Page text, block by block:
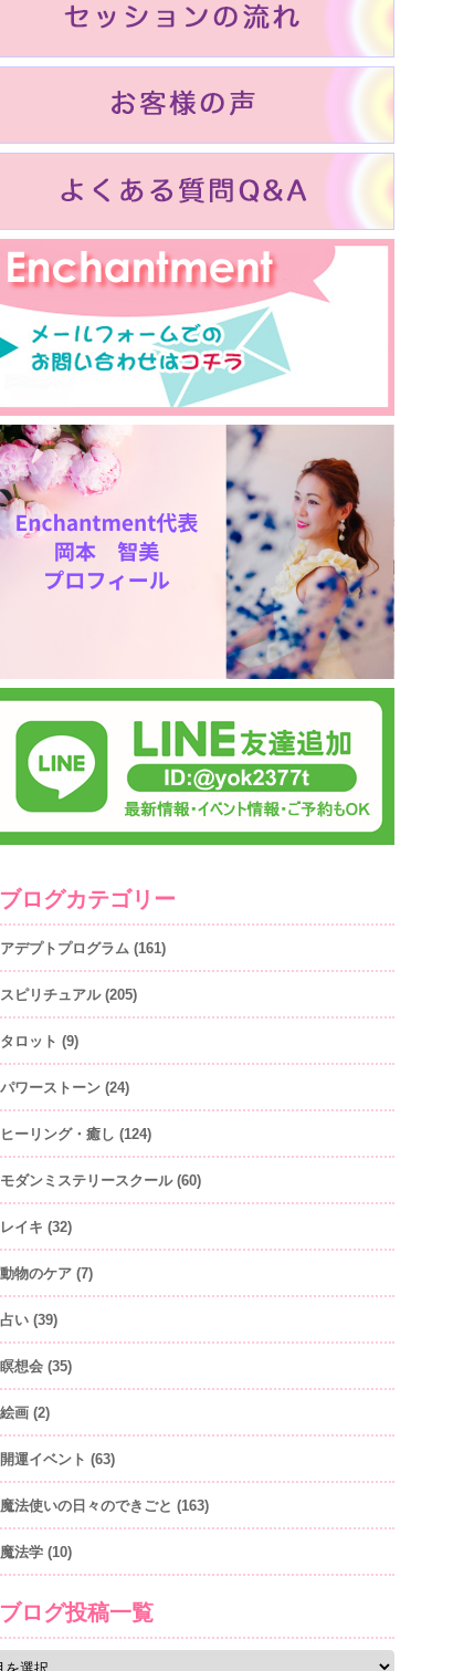
ブログカテゴリー
アデプトプログラム (161)
スピリチュアル(205)
タロット (9)
パワーストーン (24)
ヒーリング・癒し (124)
モダンミステリースクール(60)
レイキ (32)
動物のケア (7)
占い (39)
瞑想会 (35)
絵画 (2)
開運イベント (63)
魔法使いの日々のできごと (163)
魔法学 (10)
ブログ投稿一覧